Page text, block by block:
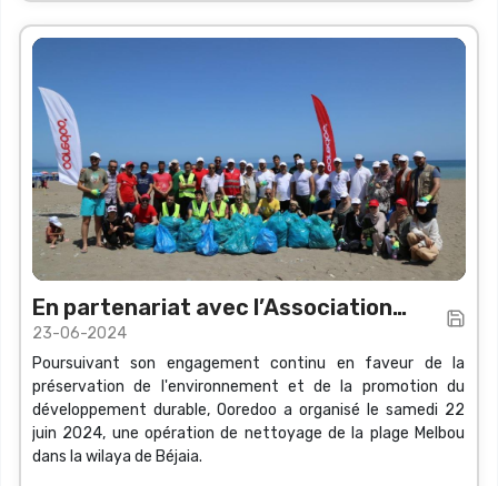
En partenariat avec l’Association
Nationale du Volontariat
23-06-2024
Poursuivant son engagement continu en faveur de la
préservation de l'environnement et de la promotion du
développement durable, Ooredoo a organisé le samedi 22
juin 2024, une opération de nettoyage de la plage Melbou
dans la wilaya de Béjaia.